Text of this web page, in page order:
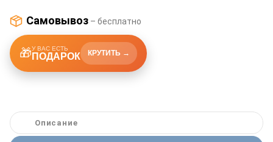
Самовывоз – бесплатно
🎁У ВАС ЕСТЬ
ПОДАРОК КРУТИТЬ →
Описание